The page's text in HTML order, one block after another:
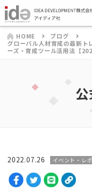
HOME
ブログ
グローバル人材育成の最新ト
ーズ・育成ツール活用法【
2022.07.26 イベント・レ